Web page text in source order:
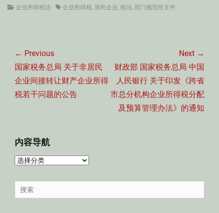
Categories
企业所得税法 Tags企业所得税, 居民企业, 税法, 部门规范性文件
章
导
航
← Previous
Previous
post:
国家税务总局 关于非居民
企业间接转让财产企业所得
税若干问题的公告
Next →
Next
post:
财政部 国家税务总局 中国
人民银行 关于印发《跨省
市总分机构企业所得税分配
及预算管理办法》的通知
内容导航
内
导
航
Search
for: